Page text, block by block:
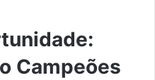
Campeões